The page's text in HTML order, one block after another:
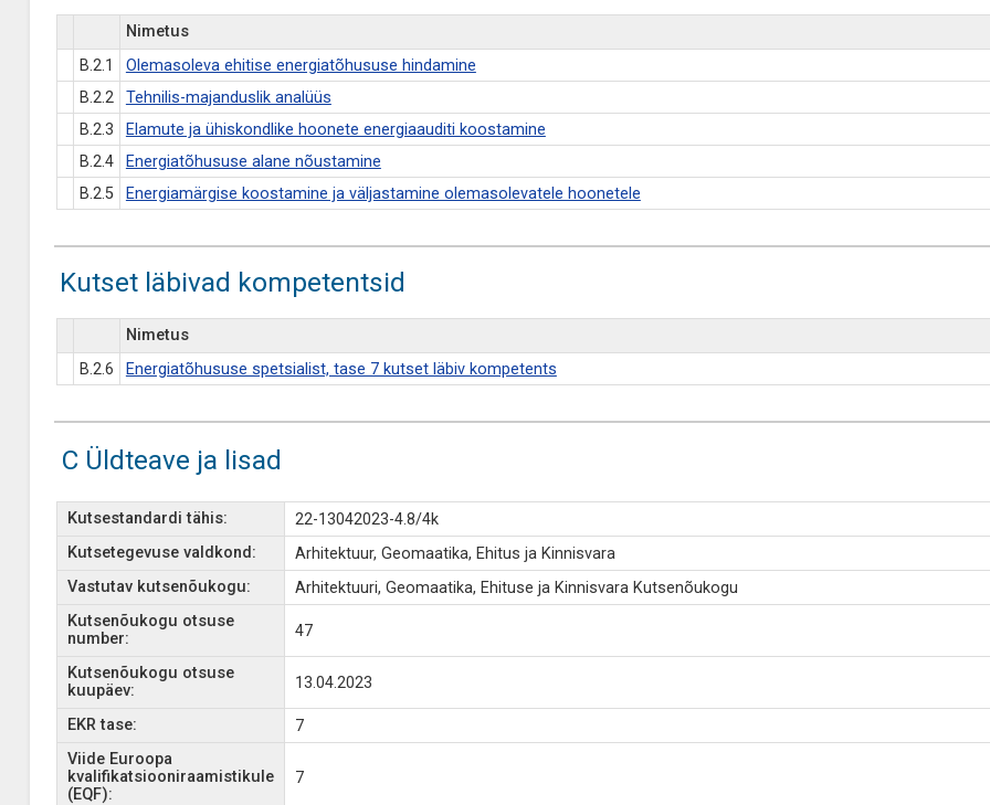
Nimetus
B.2.1
Olemasoleva ehitise energiatõhususe hindamine
B.2.2
Tehnilis-majanduslik analüüs
B.2.3
Elamute ja ühiskondlike hoonete energiaauditi koostamine
B.2.4
Energiatõhususe alane nõustamine
B.2.5
Energiamärgise koostamine ja väljastamine olemasolevatele hoonetele
Kutset läbivad kompetentsid
Nimetus
B.2.6
Energiatõhususe spetsialist, tase 7 kutset läbiv kompetents
C Üldteave ja lisad
Kutsestandardi tähis:
22-13042023-4.8/4k
Kutsetegevuse valdkond:
Arhitektuur, Geomaatika, Ehitus ja Kinnisvara
Vastutav kutsenõukogu:
Arhitektuuri, Geomaatika, Ehituse ja Kinnisvara Kutsenõukogu
Kutsenõukogu otsuse
number:
47
Kutsenõukogu otsuse
kuupäev:
13.04.2023
EKR tase:
7
Viide Euroopa
kvalifikatsiooniraamistikule
(EQF):
7